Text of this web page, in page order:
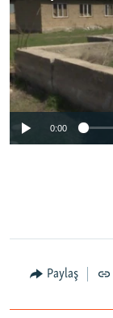
No
0:00
Paylaş